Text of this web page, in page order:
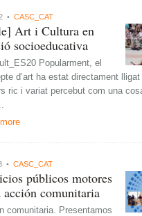
• CASC_CAT
Art i Cultura en
socioeducativa
Popularment, el
d’art ha estat directament lligat
ric i variat percebut com una
• CASC_CAT
públicos motores
acción comunitaria
comunitaria. Presentamos